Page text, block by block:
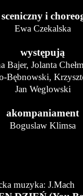
i
Ewa Czekalska
występują
Bajer, Jolanta
Bębnowski,
Jan Weglowski
akompaniament
Boguslaw Klimsa
muzyka: J.Mach